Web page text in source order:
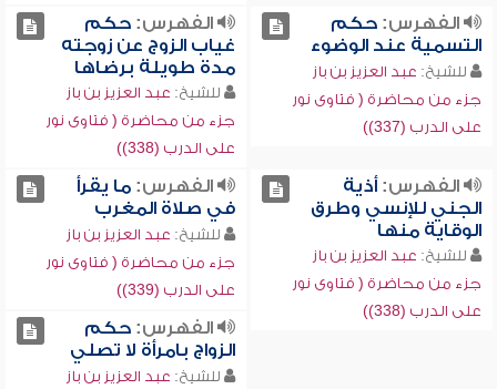
الفهرس:حكم
التسمية عند الوضوء
للشيخ: عبد العزيز بن باز
جزء من محاضرة ( فتاوى نور
على الدرب (337))
الفهرس:حكم
غياب الزوج عن زوجته
مدة طويلة برضاها
للشيخ: عبد العزيز بن باز
جزء من محاضرة ( فتاوى نور
على الدرب (338))
الفهرس:أذية
الجني للإنسي وطرق
الوقاية منها
للشيخ: عبد العزيز بن باز
جزء من محاضرة ( فتاوى نور
على الدرب (338))
الفهرس:ما يقرأ
في صلاة المغرب
للشيخ: عبد العزيز بن باز
جزء من محاضرة ( فتاوى نور
على الدرب (339))
الفهرس:حكم
الزواج بامرأة لا تصلي
للشيخ: عبد العزيز بن باز